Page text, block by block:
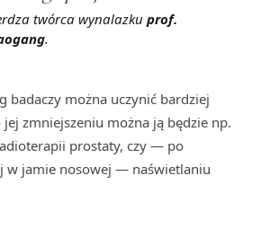
twórca wynalazku prof.
.
badaczy można uczynić bardziej
zmniejszeniu można ją będzie np.
prostaty, czy — po
w jamie nosowej — naświetlaniu